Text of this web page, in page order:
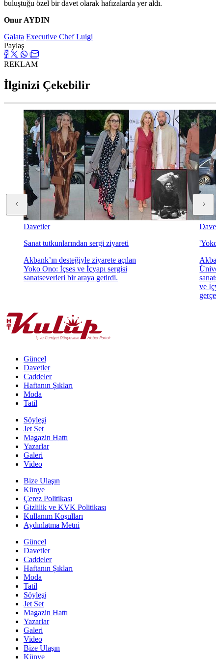
buluştuğu özel bir davet olarak hafızalarda yer aldı.
Onur AYDIN
Galata Executive Chef Luigi
Paylaş
REKLAM
İlginizi Çekebilir
Davetler
Sanat tutkunlarından sergi ziyareti
Akbank’ın desteğiyle ziyarete açılan
Yoko Ono: İçses ve İçyapı sergisi
sanatseverleri bir araya getirdi.
'Yoko
ve
Güncel
Davetler
Caddeler
Haftanın Şıkları
Moda
Tatil
Söyleşi
Jet Set
Magazin Hattı
Yazarlar
Galeri
Video
Bize Ulaşın
Künye
Çerez Politikası
Gizlilik ve KVK Politikası
Kullanım Koşulları
Aydınlatma Metni
Güncel
Davetler
Caddeler
Haftanın Şıkları
Moda
Tatil
Söyleşi
Jet Set
Magazin Hattı
Yazarlar
Galeri
Video
Bize Ulaşın
Künye